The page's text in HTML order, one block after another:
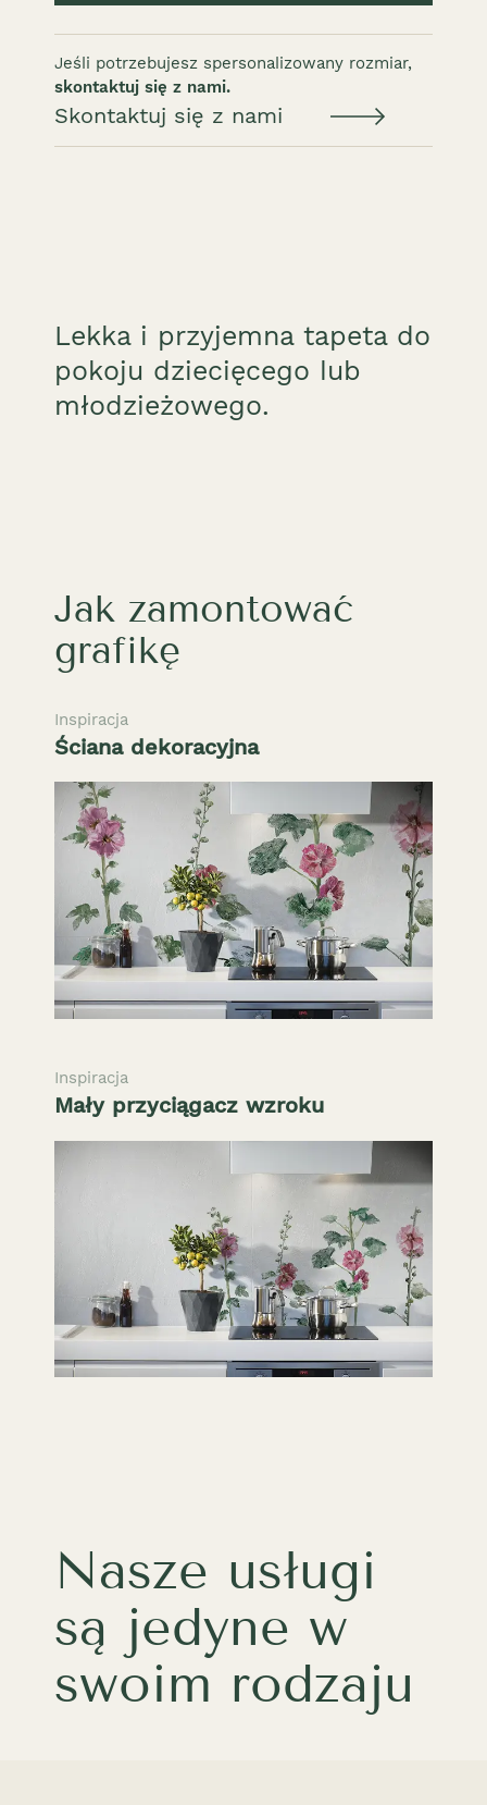
Jeśli potrzebujesz spersonalizowany rozmiar,
skontaktuj się z nami.
Skontaktuj się z nami
Lekka i przyjemna tapeta do
pokoju dziecięcego lub
młodzieżowego.
Jak zamontować
grafikę
Inspiracja
Ściana dekoracyjna
Inspiracja
Mały przyciągacz wzroku
Nasze usługi
są jedyne w
swoim rodzaju